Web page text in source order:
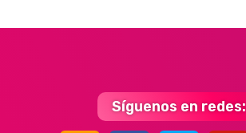
Síguenos en redes: